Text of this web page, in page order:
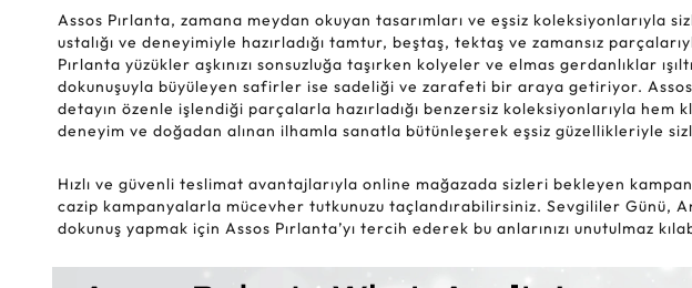
Assos Pırlanta, zamana meydan okuyan tasarımları ve eşsiz koleksiyonlarıyla
ustalığı ve deneyimiyle hazırladığı tamtur, beştaş, tektaş ve zamansız
Pırlanta yüzükler aşkınızı sonsuzluğa taşırken kolyeler ve elmas gerdanlıklar
dokunuşuyla büyüleyen safirler ise sadeliği ve zarafeti bir araya getiriyor.
detayın özenle işlendiği parçalarla hazırladığı benzersiz koleksiyonlarıyla
deneyim ve doğadan alınan ilhamla sanatla bütünleşerek eşsiz güzellikleriyle
Hızlı ve güvenli teslimat avantajlarıyla online mağazada sizleri bekleyen
cazip kampanyalarla mücevher tutkunuzu taçlandırabilirsiniz. Sevgililer Günü,
dokunuş yapmak için Assos Pırlanta’yı tercih ederek bu anlarınızı unutulmaz